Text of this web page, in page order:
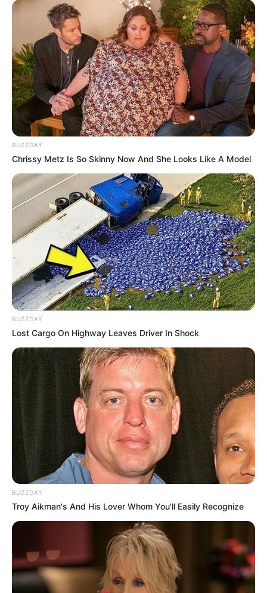
BUZZDAY
Chrissy Metz Is So Skinny Now And She Looks Like A Model
BUZZDAY
Lost Cargo On Highway Leaves Driver In Shock
BUZZDAY
Troy Aikman's And His Lover Whom You'll Easily Recognize